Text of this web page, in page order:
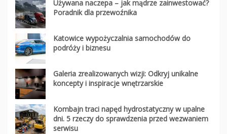
Używana naczepa – jak mądrze zainwestować?
Poradnik dla przewoźnika
Katowice wypożyczalnia samochodów do
podróży i biznesu
Galeria zrealizowanych wizji: Odkryj unikalne
koncepty i inspiracje wnętrzarskie
Kombajn traci napęd hydrostatyczny w upalne
dni. 5 rzeczy do sprawdzenia przed wezwaniem
serwisu